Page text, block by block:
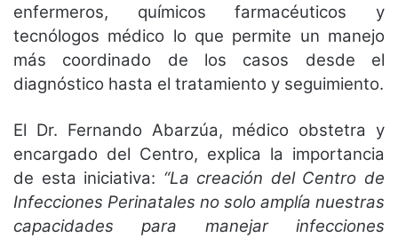
enfermeros, químicos farmacéuticos y
tecnólogos médico lo que permite un manejo
más coordinado de los casos desde el
diagnóstico hasta el tratamiento y seguimiento.
El Dr. Fernando Abarzúa, médico obstetra y
encargado del Centro, explica la importancia
de esta iniciativa: “La creación del Centro de
Infecciones Perinatales no solo amplía nuestras
capacidades para manejar infecciones